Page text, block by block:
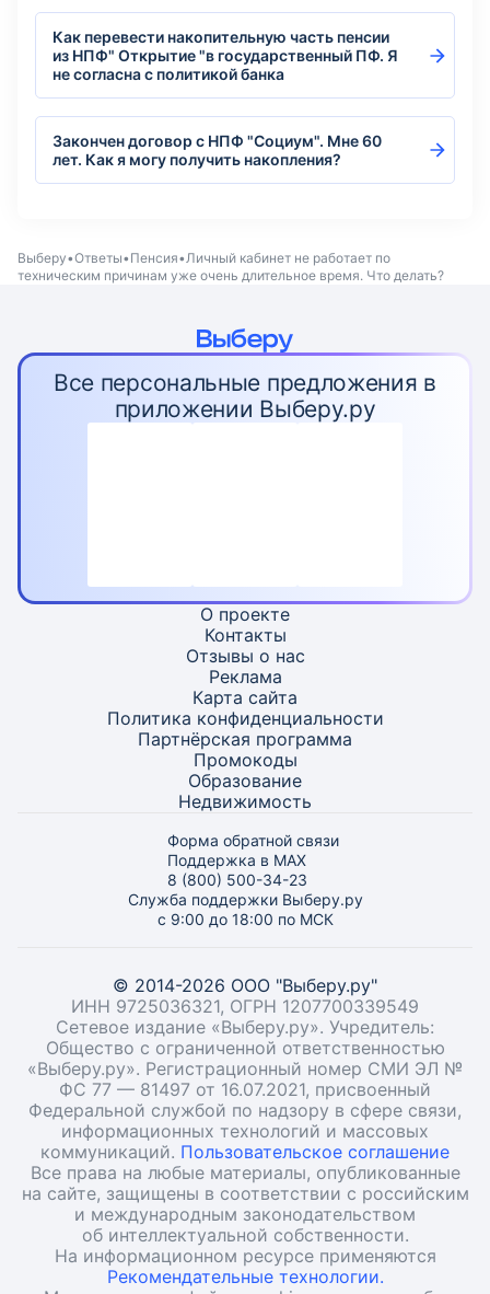
Как перевести накопительную часть пенсии
из НПФ" Открытие "в государственный ПФ. Я
не согласна с политикой банка
Закончен договор с НПФ "Социум". Мне 60
лет. Как я могу получить накопления?
Выберу Ответы Пенсия Личный кабинет не работает по
техническим причинам уже очень длительное время. Что делать?
Все персональные предложения в
приложении Выберу.ру
О проекте
Контакты
Отзывы о нас
Реклама
Карта сайта
Политика конфиденциальности
Партнёрская программа
Промокоды
Образование
Недвижимость
Форма обратной связи
Поддержка в MAX
8 (800) 500-34-23
Служба поддержки Выберу.ру
с 9:00 до 18:00 по МСК
© 2014-2026 ООО "Выберу.ру"
ИНН 9725036321, ОГРН 1207700339549
Сетевое издание «Выберу.ру». Учредитель:
Общество с ограниченной ответственностью
«Выберу.ру». Регистрационный номер СМИ ЭЛ №
ФС 77 — 81497 от 16.07.2021, присвоенный
Федеральной службой по надзору в сфере связи,
информационных технологий и массовых
коммуникаций. Пользовательское соглашение
Все права на любые материалы, опубликованные
на сайте, защищены в соответствии с российским
и международным законодательством
об интеллектуальной собственности.
На информационном ресурсе применяются
Рекомендательные технологии.